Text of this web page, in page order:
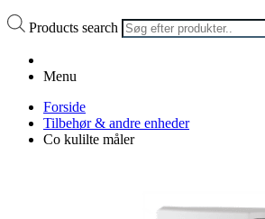
Products search
Menu
Forside
Tilbehør & andre enheder
Co kulilte måler